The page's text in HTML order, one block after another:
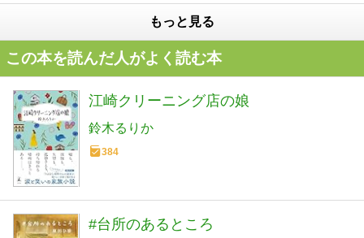
もっと見る
この本を読んだ人がよく読む本
江崎クリーニング店の娘
鈴木るりか
384
#台所のあるところ